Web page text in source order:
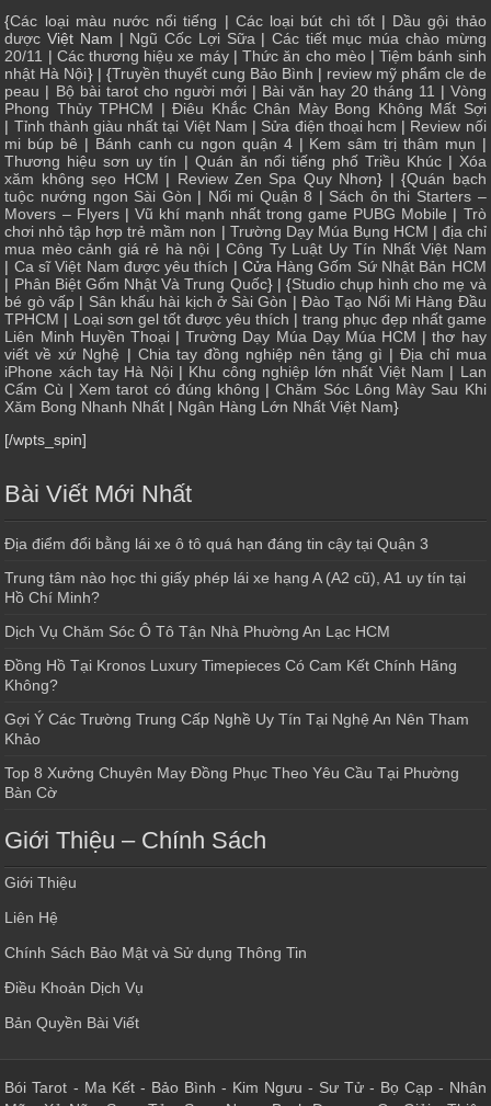
{Các loại màu nước nổi tiếng | Các loại bút chì tốt| Dầu gội thảo
dược Việt Nam | Ngũ Cốc Lợi Sữa| Các tiết mục múa chào mừng
20/11 | Các thương hiệu xe máy|Thức ăn cho mèo|Tiệm bánh sinh
nhật Hà Nội} | {Truyền thuyết cung Bảo Bình | review mỹ phẩm cle de
peau | Bộ bài tarot cho người mới| Bài văn hay 20 tháng 11 | Vòng
Phong Thủy TPHCM |Điêu Khắc Chân Mày Bong Không Mất Sợi
| Tỉnh thành giàu nhất tại Việt Nam | Sửa điện thoại hcm | Review nối
mi búp bê | Bánh canh cu ngon quận 4| Kem sâm trị thâm mụn |
Thương hiệu sơn uy tín | Quán ăn nổi tiếng phố Triều Khúc| Xóa
xăm không sẹo HCM | Review Zen Spa Quy Nhơn} | {Quán bạch
tuộc nướng ngon Sài Gòn | Nối mi Quận 8 | Sách ôn thi Starters –
Movers – Flyers| Vũ khí mạnh nhất trong game PUBG Mobile | Trò
chơi nhỏ tập hợp trẻ mầm non | Trường Dạy Múa Bụng HCM | địa chỉ
mua mèo cảnh giá rẻ hà nội |Công Ty Luật Uy Tín Nhất Việt Nam
| Ca sĩ Việt Nam được yêu thích | Cửa Hàng Gốm Sứ Nhật Bản HCM
| Phân Biệt Gốm Nhật Và Trung Quốc} | {Studio chụp hình cho mẹ và
bé gò vấp | Sân khấu hài kịch ở Sài Gòn |Đào Tạo Nối Mi Hàng Đầu
TPHCM | Loại sơn gel tốt được yêu thích | trang phục đẹp nhất game
Liên Minh Huyền Thoại|Trường Dạy Múa Dạy Múa HCM |thơ hay
viết về xứ Nghệ | Chia tay đồng nghiệp nên tặng gì | Địa chỉ mua
iPhone xách tay Hà Nội| Khu công nghiệp lớn nhất Việt Nam | Lan
Cẩm Cù |Xem tarot có đúng không |Chăm Sóc Lông Mày Sau Khi
Xăm Bong Nhanh Nhất | Ngân Hàng Lớn Nhất Việt Nam}
[/wpts_spin]
Bài Viết Mới Nhất
Địa điểm đổi bằng lái xe ô tô quá hạn đáng tin cậy tại Quận 3
Trung tâm nào học thi giấy phép lái xe hạng A (A2 cũ), A1 uy tín tại
Hồ Chí Minh?
Dịch Vụ Chăm Sóc Ô Tô Tận Nhà Phường An Lạc HCM
Đồng Hồ Tại Kronos Luxury Timepieces Có Cam Kết Chính Hãng
Không?
Gợi Ý Các Trường Trung Cấp Nghề Uy Tín Tại Nghệ An Nên Tham
Khảo
Top 8 Xưởng Chuyên May Đồng Phục Theo Yêu Cầu Tại Phường
Bàn Cờ
Giới Thiệu – Chính Sách
Giới Thiệu
Liên Hệ
Chính Sách Bảo Mật và Sử dụng Thông Tin
Điều Khoản Dịch Vụ
Bản Quyền Bài Viết
Bói Tarot - Ma Kết- Bảo Bình - Kim Ngưu - Sư Tử- Bọ Cạp- Nhân